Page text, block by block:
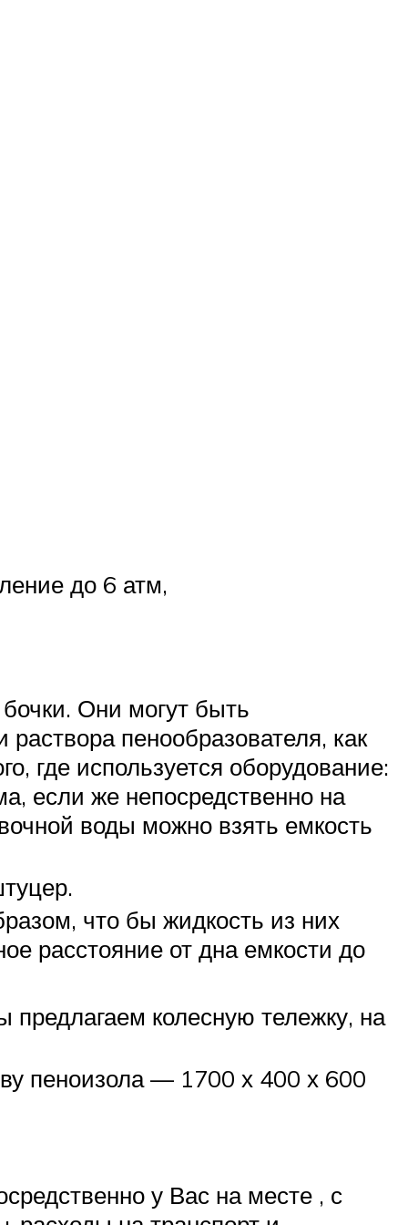
до 6 атм,
Они могут быть
пенообразователя, как
где используется оборудование:
если же непосредственно на
воды можно взять емкость
что бы жидкость из них
расстояние от дна емкости до
колесную тележку, на
пеноизола — 1700 х 400 х 600
у Вас на месте , с